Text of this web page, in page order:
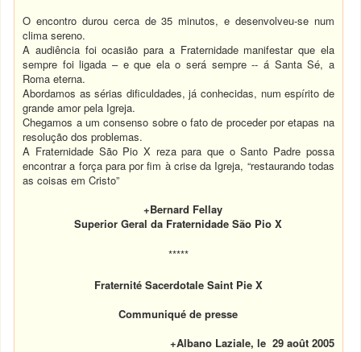
O encontro durou cerca de 35 minutos, e desenvolveu-se num
clima sereno.
A audiência foi ocasião para a Fraternidade manifestar que ela
sempre foi ligada – e que ela o será sempre -- á Santa Sé, a
Roma eterna.
Abordamos as sérias dificuldades, já conhecidas, num espírito de
grande amor pela Igreja.
Chegamos a um consenso sobre o fato de proceder por etapas na
resolução dos problemas.
A Fraternidade São Pio X reza para que o Santo Padre possa
encontrar a força para por fim à crise da Igreja, “restaurando todas
as coisas em Cristo”
+Bernard Fellay
Superior Geral da Fraternidade São Pio X
*****
Fraternité Sacerdotale Saint Pie X
Communiqué de presse
+Albano Laziale, le 29 août 2005